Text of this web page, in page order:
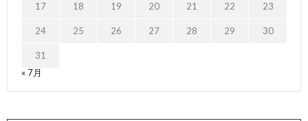
17 18 19 20 21 22 23
24 25 26 27 28 29 30
31
« 7月